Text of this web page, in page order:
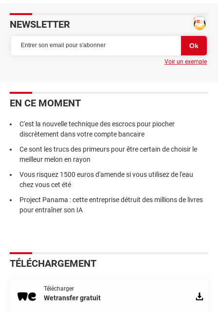
NEWSLETTER
Voir un exemple
EN CE MOMENT
C'est la nouvelle technique des escrocs pour piocher
discrètement dans votre compte bancaire
Ce sont les trucs des primeurs pour être certain de choisir le
meilleur melon en rayon
Vous risquez 1500 euros d'amende si vous utilisez de l'eau
chez vous cet été
Project Panama : cette entreprise détruit des millions de livres
pour entraîner son IA
TÉLÉCHARGEMENT
Télécharger
Wetransfer gratuit